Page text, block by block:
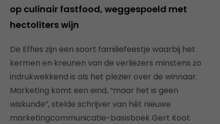
op culinair fastfood, weggespoeld met
hectoliters wijn
De Effies zijn een soort familiefeestje waarbij het
kermen en kreunen van de verliezers minstens zo
indrukwekkend is als het plezier over de winnaar.
Marketing komt een eind, “maar het is geen
wiskunde”, stelde schrijver van hét nieuwe
marketingcommunicatie-basisboek Gert Koot